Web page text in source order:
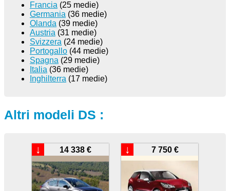
Francia (25 medie)
Germania (36 medie)
Olanda (39 medie)
Austria (31 medie)
Svizzera (24 medie)
Portogallo (44 medie)
Spagna (29 medie)
Italia (36 medie)
Inghilterra (17 medie)
Altri modeli DS :
14 338 €
↓ 7 750 €
↓